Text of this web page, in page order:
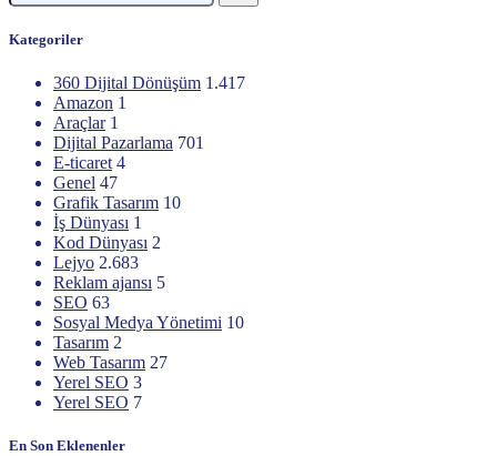
Kategoriler
360 Dijital Dönüşüm 1.417
Amazon 1
Araçlar 1
Dijital Pazarlama 701
E-ticaret 4
Genel 47
Grafik Tasarım 10
İş Dünyası 1
Kod Dünyası 2
Lejyo 2.683
Reklam ajansı 5
SEO 63
Sosyal Medya Yönetimi 10
Tasarım 2
Web Tasarım 27
Yerel SEO 3
Yerel SEO 7
En Son Eklenenler